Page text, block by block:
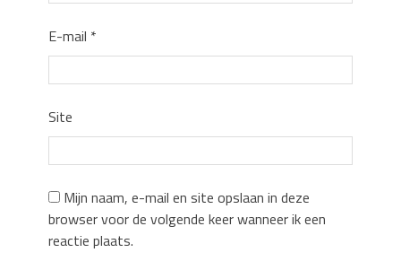
E-mail *
Site
Mijn naam, e-mail en site opslaan in deze
browser voor de volgende keer wanneer ik een
reactie plaats.